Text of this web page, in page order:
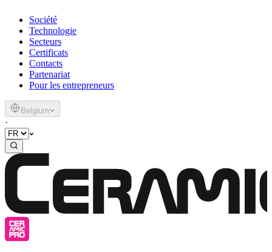
Société
Technologie
Secteurs
Certificats
Contacts
Partenariat
Pour les entrepreneurs
Belgium
·